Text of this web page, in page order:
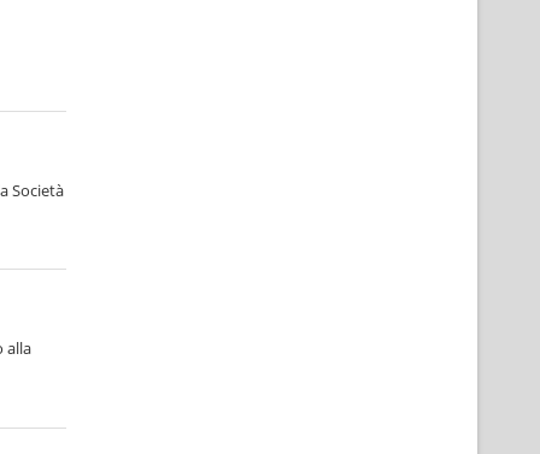
Società
alla